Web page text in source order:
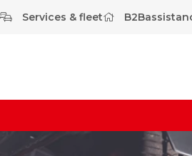
Services & fleet